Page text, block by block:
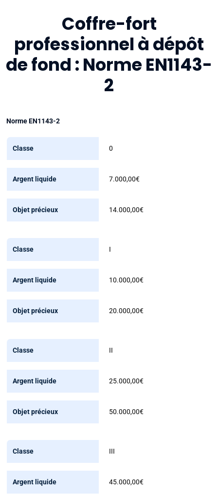
Coffre-fort
professionnel à dépôt
de fond : Norme EN1143-
2
Norme EN1143-2
Classe
liquide
Objet
0
7.000,00€
14.000,00€
I
10.000,00€
20.000,00€
II
25.000,00€
50.000,00€
III
45.000,00€